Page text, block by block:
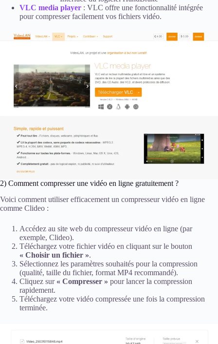
VLC media player : VLC offre une fonctionnalité intégrée
pour compresser facilement vos fichiers vidéo.
2) Comment compresser une vidéo en ligne gratuitement ?
Voici comment utiliser efficacement un compresseur vidéo en ligne
comme Clideo :
Accédez au site web du compresseur vidéo en ligne (par
exemple, Clideo).
Téléchargez votre fichier vidéo en cliquant sur le bouton
« Choisir un fichier ».
Sélectionnez les paramètres souhaités pour la compression
(qualité, taille du fichier, format MP4 recommandé).
Cliquez sur « Compresser » pour lancer la compression
rapidement.
Téléchargez votre vidéo compressée une fois la compression
terminée.